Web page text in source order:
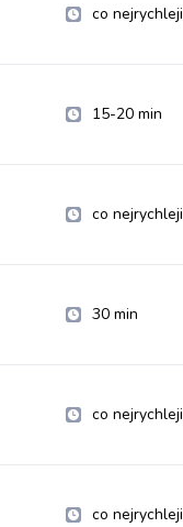
co nejrychleji
15-20 min
co nejrychleji
30 min
co nejrychleji
co nejrychleji